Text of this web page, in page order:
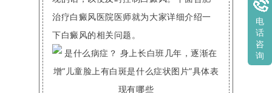
治疗白癜风医院医师就为大家详细介绍一
下白癜风的相关问题。
电
话
咨
询